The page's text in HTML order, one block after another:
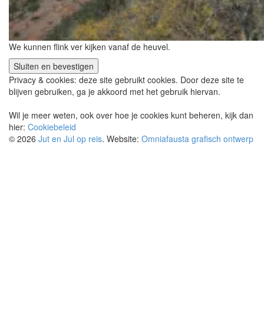
We kunnen flink ver kijken vanaf de heuvel.
Privacy & cookies: deze site gebruikt cookies. Door deze site te
blijven gebruiken, ga je akkoord met het gebruik hiervan.
Wil je meer weten, ook over hoe je cookies kunt beheren, kijk dan
hier: Cookiebeleid
© 2026 Jut en Jul op reis. Website: Omniafausta grafisch ontwerp